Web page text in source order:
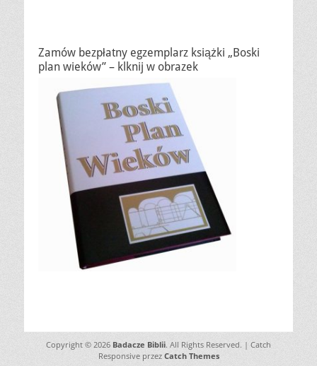
Zamów bezpłatny egzemplarz książki „Boski
plan wieków” – klknij w obrazek
Copyright © 2026 Badacze Biblii. All Rights Reserved. | Catch
Responsive przez Catch Themes